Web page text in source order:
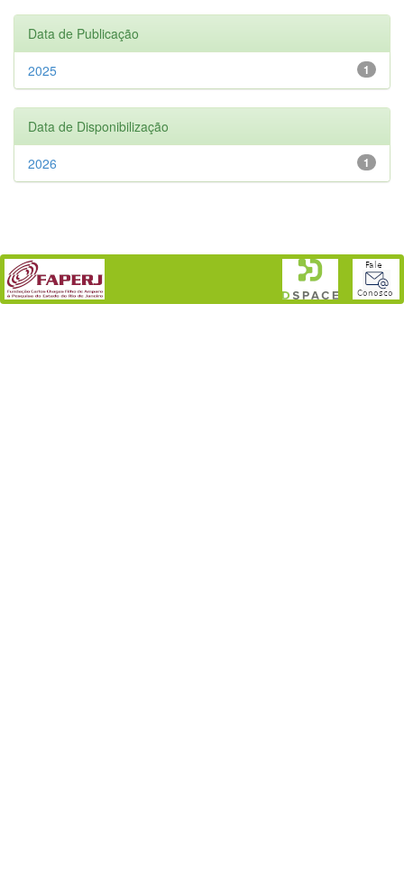
Data de Publicação
1
2025
Data de Disponibilização
1
2026